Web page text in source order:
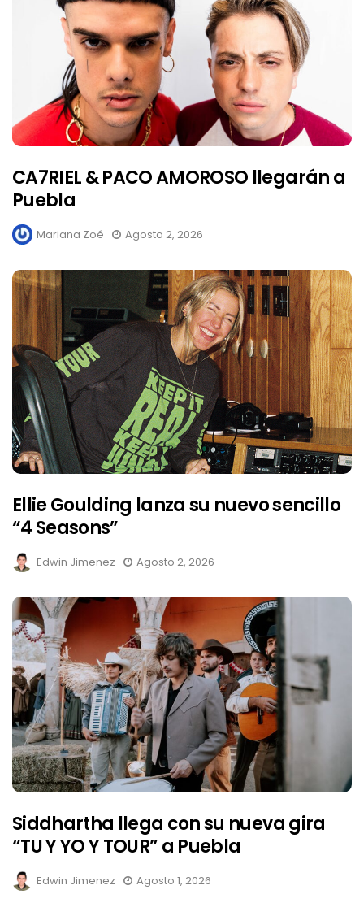
CA7RIEL & PACO AMOROSO llegarán a
Puebla
Mariana Zoé Agosto 2, 2026
Ellie Goulding lanza su nuevo sencillo
“4 Seasons”
Edwin Jimenez Agosto 2, 2026
Siddhartha llega con su nueva gira
“TU Y YO Y TOUR” a Puebla
Edwin Jimenez Agosto 1, 2026